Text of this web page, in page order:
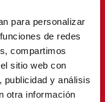
para personalizar
de redes
compartimos
sitio web con
publicidad y análisis
otra información